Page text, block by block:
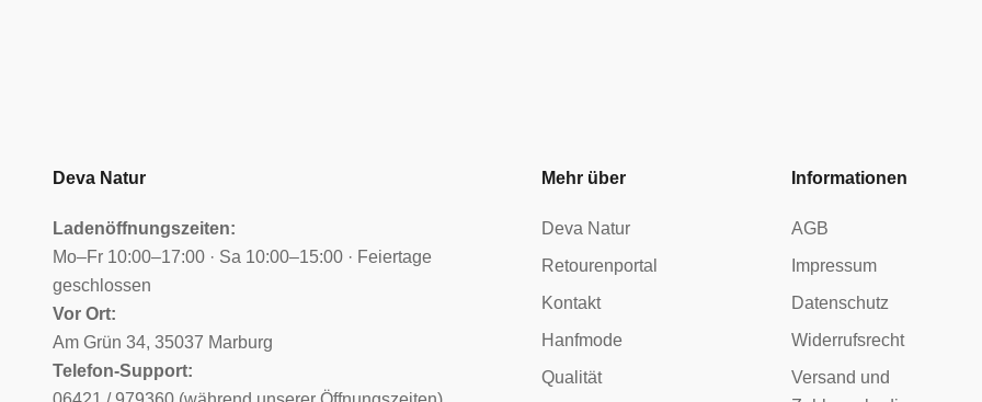
Deva Natur
Ladenöffnungszeiten:
Mo–Fr 10:00–17:00 · Sa 10:00–15:00 · Feiertage
geschlossen
Vor Ort:
Am Grün 34, 35037 Marburg
Telefon-Support:
Mehr über
Deva Natur
Retourenportal
Kontakt
Hanfmode
Qualität
Informationen
AGB
Impressum
Datenschutz
Widerrufsrecht
Versand und